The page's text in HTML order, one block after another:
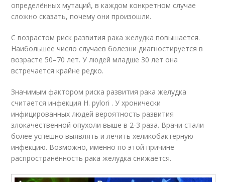
определённых мутаций, в каждом конкретном случае
сложно сказать, почему они произошли.
С возрастом риск развития рака желудка повышается.
Наибольшее число случаев болезни диагностируется в
возрасте 50–70 лет. У людей младше 30 лет она
встречается крайне редко.
Значимым фактором риска развития рака желудка
считается инфекция H. pylori . У хронически
инфицированных людей вероятность развития
злокачественной опухоли выше в 2-3 раза. Врачи стали
более успешно выявлять и лечить хеликобактерную
инфекцию. Возможно, именно по этой причине
распространённость рака желудка снижается.